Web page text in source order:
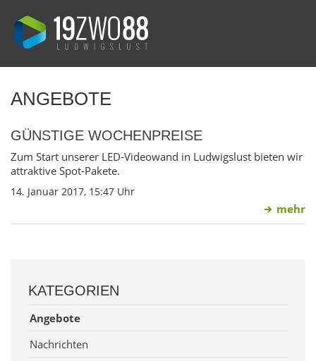
ANGEBOTE
GÜNSTIGE WOCHENPREISE
Zum Start unserer LED-Videowand in Ludwigslust bieten wir
attraktive Spot-Pakete.
14. Januar 2017, 15:47 Uhr
mehr
KATEGORIEN
Angebote
Nachrichten